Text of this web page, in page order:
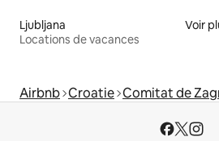
Ljubljana
Locations de vacances
Voir
Airbnb Croatie Comitat de